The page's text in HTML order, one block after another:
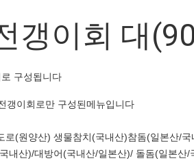
갱이회 대
구성됩니다
갱이회로만 구성된메뉴입니다
로(원양산) 생물참치(국내산)참돔(일본산/
내산)/대방어(국내산/일본산)/ 돌돔(일본